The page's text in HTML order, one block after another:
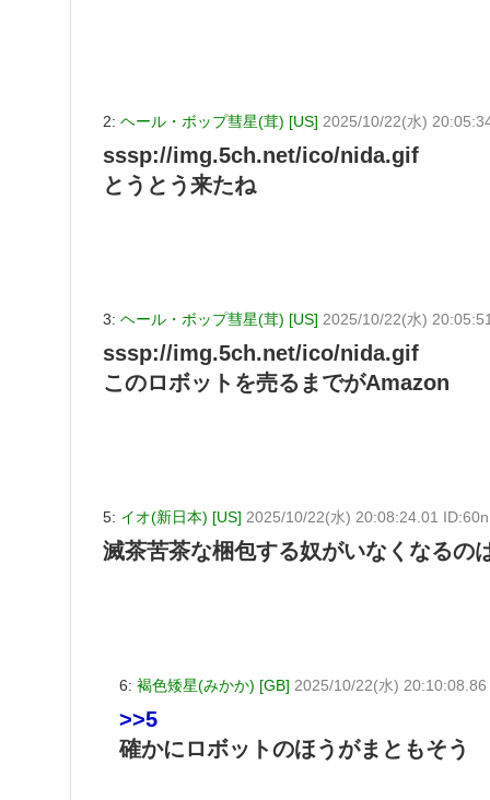
2: ヘール・ボップ彗星(茸) [US] 2025/10/22(水)
sssp://img.5ch.net/ico/nida.gif
とうとう来たね
3: ヘール・ボップ彗星(茸) [US] 2025/10/22(水)
sssp://img.5ch.net/ico/nida.gif
このロボットを売るまでがAmazon
5: イオ(新日本) [US] 2025/10/22(水) 20:08:24.01
滅茶苦茶な梱包する奴がいなくなるの
6: 褐色矮星(みかか) [GB] 2025/10/22(水)
>>5
確かにロボットのほうがまともそう